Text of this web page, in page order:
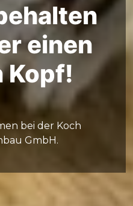
einen
Kopf!
bei der Koch
GmbH.